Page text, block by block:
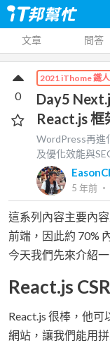
文章 問答
2021 iThome 鐵
Day5
React.js 框
WordPress再進
及優化效能與
5 年前 ‧
0
這系列內容主要內
前端，因此約 70%
今天我們先來介紹
React.js
React.js 很棒，他
網站，讓我們能用